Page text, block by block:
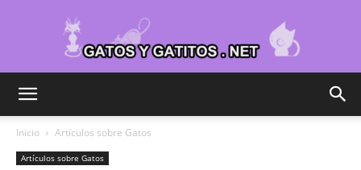
Inicio Artículos sobre Gatos
Artículos sobre Gatos